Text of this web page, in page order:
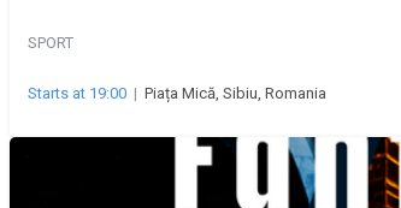
SPORT
Starts at 19:00 | Piața Mică, Sibiu, Romania